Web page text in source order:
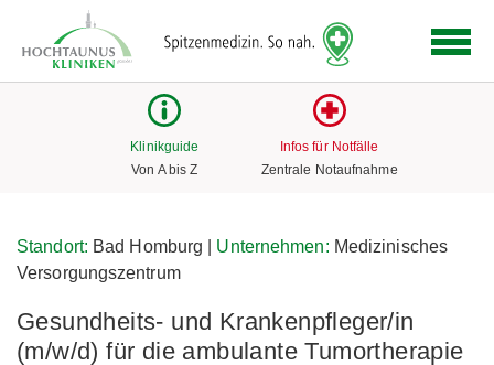
Link
zur
Klinikguide
Von A bis Z
Infos für Notfälle
Zentrale Notaufnahme
Standort: Bad Homburg | Unternehmen: Medizinisches
Versorgungszentrum
Gesundheits- und Krankenpfleger/in
(m/w/d) für die ambulante Tumortherapie